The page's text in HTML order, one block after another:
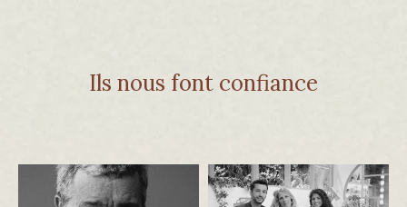
Ils nous font confiance